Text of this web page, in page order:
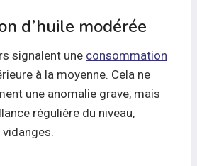
d’huile modérée
signalent une consommation
à la moyenne. Cela ne
une anomalie grave, mais
régulière du niveau,